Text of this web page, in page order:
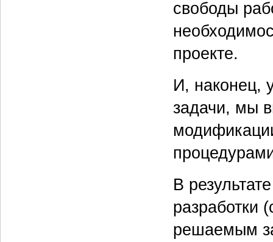
свободы
проекте.
И, наконец,
задачи, мы
В
разработки
решаемым